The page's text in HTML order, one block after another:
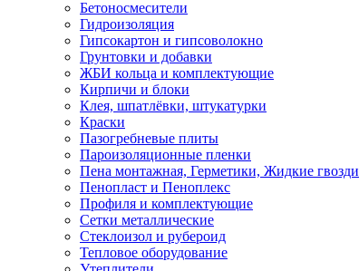
Бетоносмесители
Гидроизоляция
Гипсокартон и гипсоволокно
Грунтовки и добавки
ЖБИ кольца и комплектующие
Кирпичи и блоки
Клея, шпатлёвки, штукатурки
Краски
Пазогребневые плиты
Пароизоляционные пленки
Пена монтажная, Герметики, Жидкие гвозди
Пенопласт и Пеноплекс
Профиля и комплектующие
Сетки металлические
Стеклоизол и рубероид
Тепловое оборудование